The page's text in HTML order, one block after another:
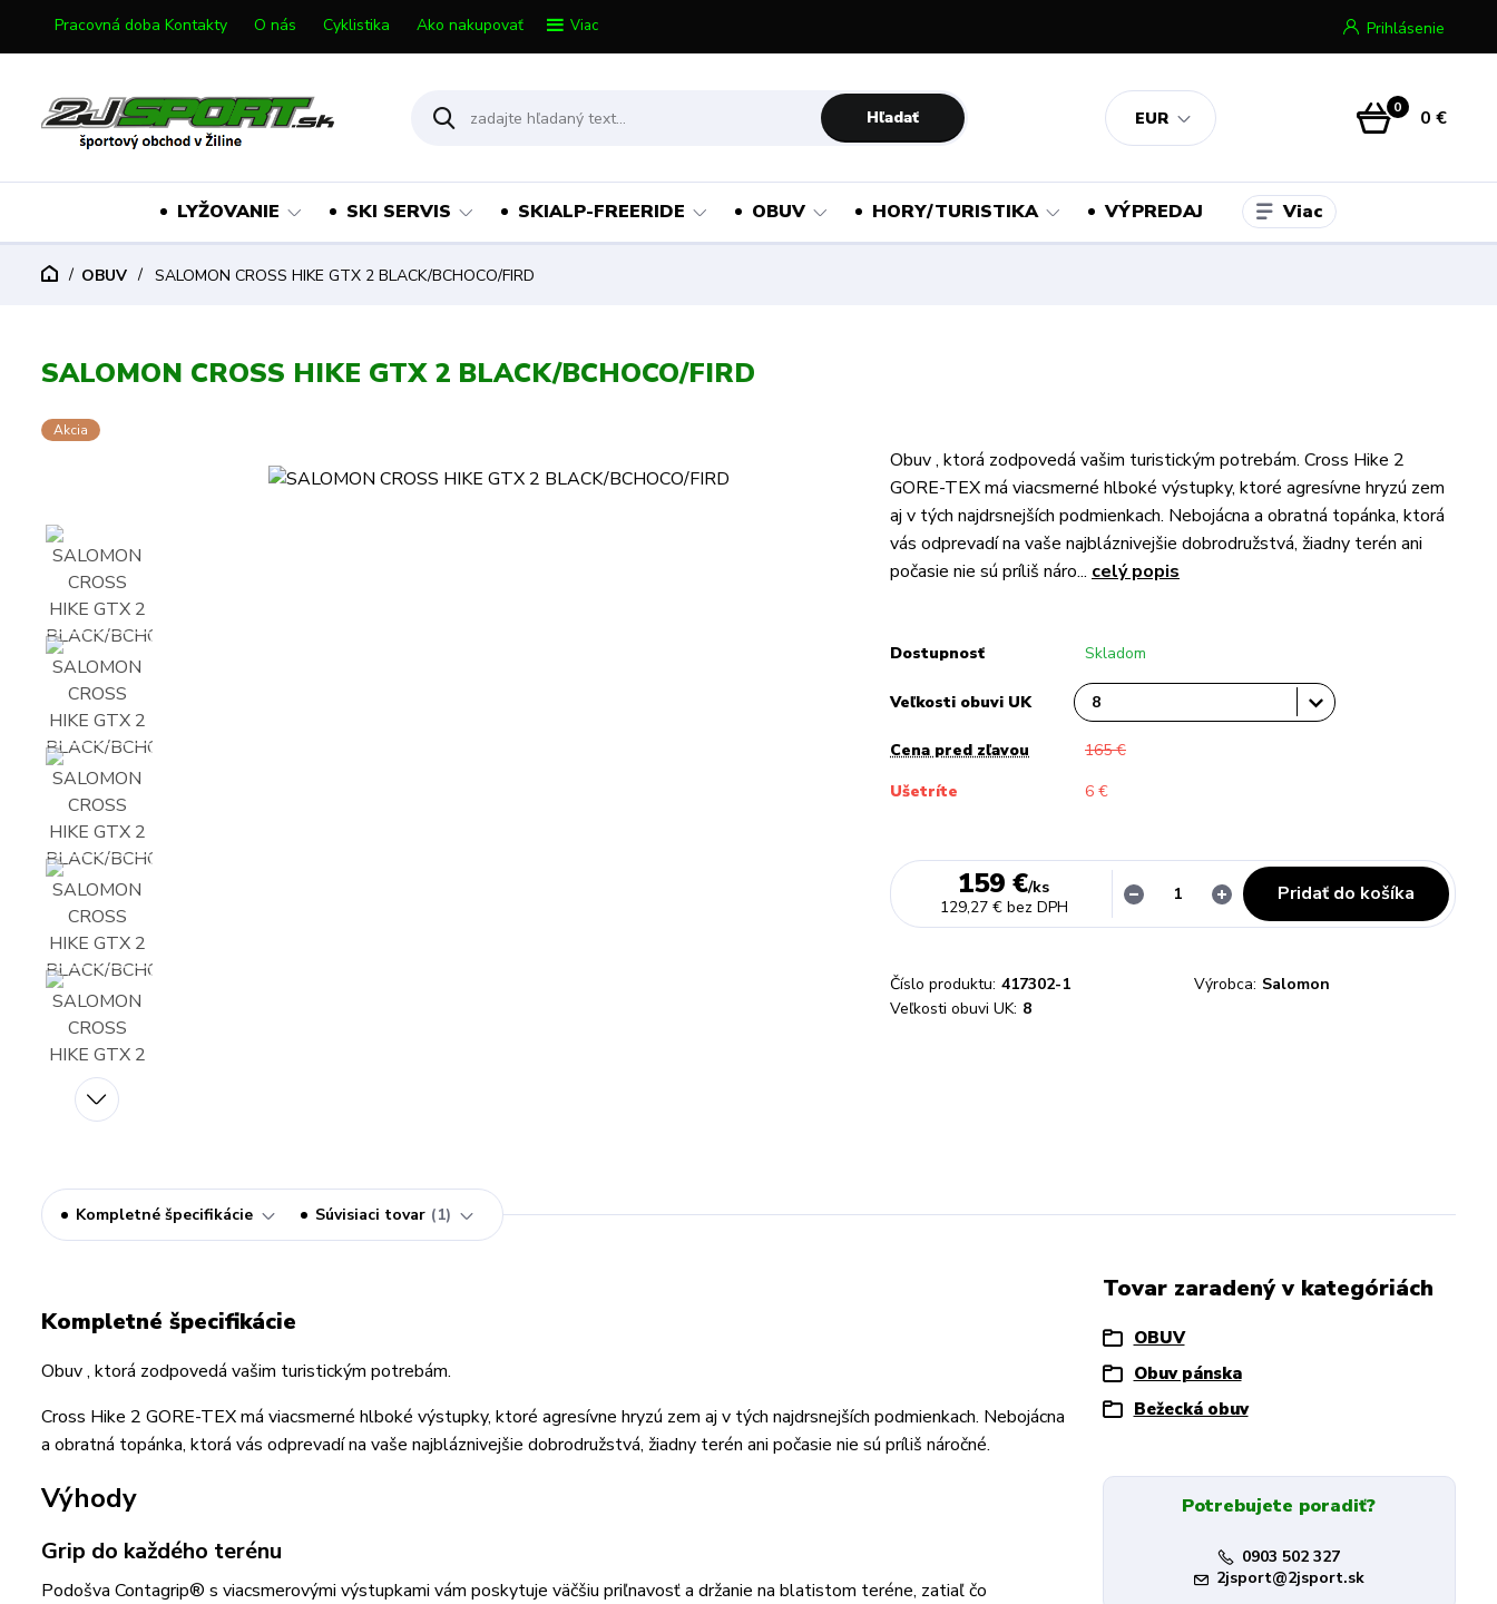
Pracovná doba Kontakty O nás Cyklistika Ako nakupovať Viac
EUR
Prihlásenie
Hľadať 0 0 €
LYŽOVANIE SKI SERVIS SKIALP-FREERIDE OBUV HORY/TURISTIKA VÝPREDAJ Viac
OBUV SALOMON CROSS HIKE GTX 2 BLACK/BCHOCO/FIRD
SALOMON CROSS HIKE GTX 2 BLACK/BCHOCO/FIRD
Akcia
Obuv , ktorá zodpovedá vašim turistickým potrebám. Cross Hike 2
GORE-TEX má viacsmerné hlboké výstupky, ktoré agresívne hryzú zem
aj v tých najdrsnejších podmienkach. Nebojácna a obratná topánka, ktorá
vás odprevadí na vaše najbláznivejšie dobrodružstvá, žiadny terén ani
počasie nie sú príliš náro... celý popis
Dostupnosť Skladom
Veľkosti obuvi UK
Cena pred zľavou
165 €
Ušetríte
6 €
159 €/ks
129,27 € bez DPH
Pridať do košíka
Číslo produktu: 417302-1 Výrobca: Salomon
Veľkosti obuvi UK: 8
Kompletné špecifikácie Súvisiaci tovar 1
Kompletné špecifikácie
Obuv , ktorá zodpovedá vašim turistickým potrebám.
Cross Hike 2 GORE-TEX má viacsmerné hlboké výstupky, ktoré agresívne hryzú zem aj v tých najdrsnejších podmienkach. Nebojácna
a obratná topánka, ktorá vás odprevadí na vaše najbláznivejšie dobrodružstvá, žiadny terén ani počasie nie sú príliš náročné.
Výhody
Grip do každého terénu
Podošva Contagrip® s viacsmerovými výstupkami vám poskytuje väčšiu priľnavosť a držanie na blatistom teréne, zatiaľ čo
Tovar zaradený v kategóriách
OBUV
Obuv pánska
Bežecká obuv
Potrebujete poradiť?
0903 502 327
2jsport@2jsport.sk